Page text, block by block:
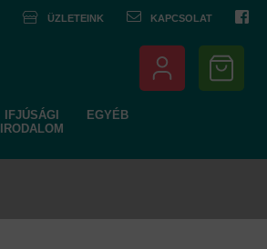
ÜZLETEINK KAPCSOLAT
IFJÚSÁGI
IRODALOM
EGYÉB